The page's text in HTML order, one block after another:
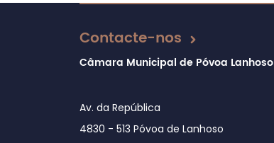
Contacte-nos
Câmara Municipal de Póvoa Lanhoso
Av. da República
4830 - 513 Póvoa de Lanhoso